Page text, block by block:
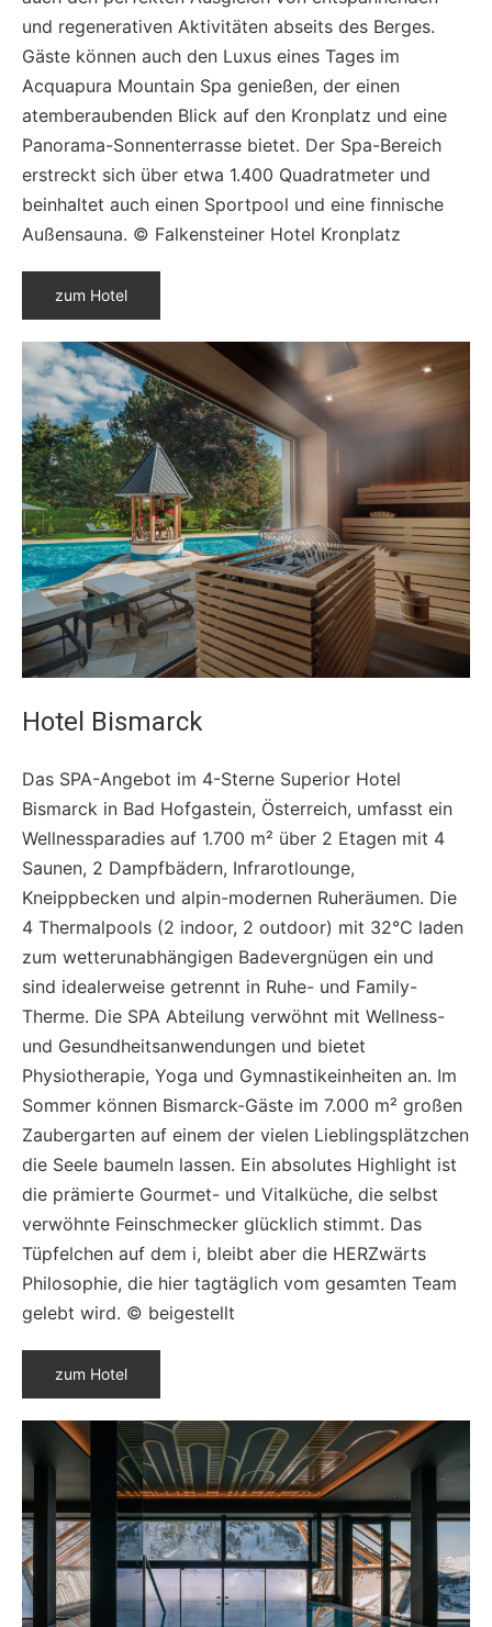
und regenerativen Aktivitäten abseits des Berges.
Gäste können auch den Luxus eines Tages im
Acquapura Mountain Spa genießen, der einen
atemberaubenden Blick auf den Kronplatz und eine
Panorama-Sonnenterrasse bietet. Der Spa-Bereich
erstreckt sich über etwa 1.400 Quadratmeter und
beinhaltet auch einen Sportpool und eine finnische
Außensauna. © Falkensteiner Hotel Kronplatz
zum Hotel
Hotel Bismarck
Das SPA-Angebot im 4-Sterne Superior Hotel
Bismarck in Bad Hofgastein, Österreich, umfasst ein
Wellnessparadies auf 1.700 m² über 2 Etagen mit 4
Saunen, 2 Dampfbädern, Infrarotlounge,
Kneippbecken und alpin-modernen Ruheräumen. Die
4 Thermalpools (2 indoor, 2 outdoor) mit 32°C laden
zum wetterunabhängigen Badevergnügen ein und
sind idealerweise getrennt in Ruhe- und Family-
Therme. Die SPA Abteilung verwöhnt mit Wellness-
und Gesundheitsanwendungen und bietet
Physiotherapie, Yoga und Gymnastikeinheiten an. Im
Sommer können Bismarck-Gäste im 7.000 m² großen
Zaubergarten auf einem der vielen Lieblingsplätzchen
die Seele baumeln lassen. Ein absolutes Highlight ist
die prämierte Gourmet- und Vitalküche, die selbst
verwöhnte Feinschmecker glücklich stimmt. Das
Tüpfelchen auf dem i, bleibt aber die HERZwärts
Philosophie, die hier tagtäglich vom gesamten Team
gelebt wird. © beigestellt
zum Hotel